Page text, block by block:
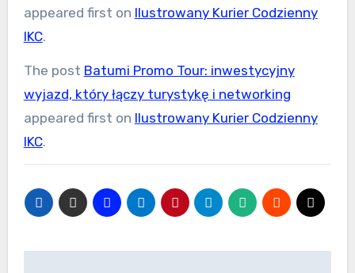
appeared first on Ilustrowany Kurier Codzienny
IKC.
The post Batumi Promo Tour: inwestycyjny
wyjazd, który łączy turystykę i networking
appeared first on Ilustrowany Kurier Codzienny
IKC.